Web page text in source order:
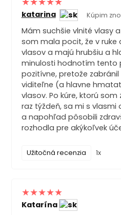
katarina Kúpim
Mám suchšie vlnité vlasy
som mala pocit, že v ruke
vlasov a majú hrubšiu a
minulosti hodnotím tento
pozitívne, pretože
viditeľne (a hlavne
vlasov. Po kúre, ktorú
raz týždeň, sa mi s
a napohľad pôsobili
rozhodla pre akýkoľvek
Užitočná recenzia 1x
Katarína